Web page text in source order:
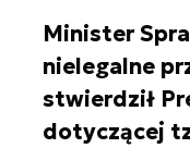
Minister
nielegalne
stwierdził
dotyczącej